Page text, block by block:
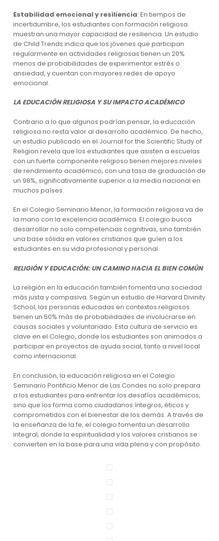
Estabilidad emocional y resiliencia: En tiempos de
incertidumbre, los estudiantes con formación religiosa
muestran una mayor capacidad de resiliencia. Un estudio
de Child Trends indica que los jóvenes que participan
regularmente en actividades religiosas tienen un 20%
menos de probabilidades de experimentar estrés o
ansiedad, y cuentan con mayores redes de apoyo
emocional.
LA EDUCACIÓN RELIGIOSA Y SU IMPACTO ACADÉMICO
Contrario a lo que algunos podrían pensar, la educación
religiosa no resta valor al desarrollo académico. De hecho,
un estudio publicado en el Journal for the Scientific Study of
Religion revela que los estudiantes que asisten a escuelas
con un fuerte componente religioso tienen mejores niveles
de rendimiento académico, con una tasa de graduación de
un 98%, significativamente superior a la media nacional en
muchos países.
En el Colegio Seminario Menor, la formación religiosa va de
la mano con la excelencia académica. El colegio busca
desarrollar no solo competencias cognitivas, sino también
una base sólida en valores cristianos que guíen a los
estudiantes en su vida profesional y personal.
RELIGIÓN Y EDUCACIÓN: UN CAMINO HACIA EL BIEN COMÚN
La religión en la educación también fomenta una sociedad
más justa y compasiva. Según un estudio de Harvard Divinity
School, las personas educadas en contextos religiosos
tienen un 50% más de probabilidades de involucrarse en
causas sociales y voluntariado. Esta cultura de servicio es
clave en el Colegio, donde los estudiantes son animados a
participar en proyectos de ayuda social, tanto a nivel local
como internacional.
En conclusión, la educación religiosa en el Colegio
Seminario Pontificio Menor de Las Condes no solo prepara
a los estudiantes para enfrentar los desafíos académicos,
sino que los forma como ciudadanos íntegros, éticos y
comprometidos con el bienestar de los demás. A través de
la enseñanza de la fe, el colegio fomenta un desarrollo
integral, donde la espiritualidad y los valores cristianos se
convierten en la base para una vida plena y con propósito.